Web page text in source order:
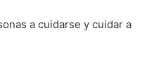
a cuidarse y cuidar a